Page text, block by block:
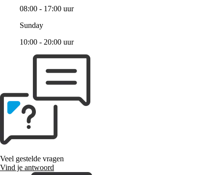
08:00 - 17:00 uur
Sunday
10:00 - 20:00 uur
Veel gestelde vragen
Vind je antwoord